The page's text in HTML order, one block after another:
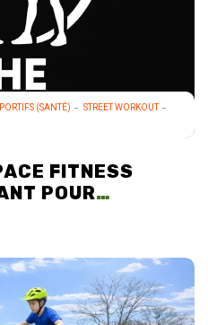
(SANTÉ)
STREET WORKOUT
FITNESS
POUR